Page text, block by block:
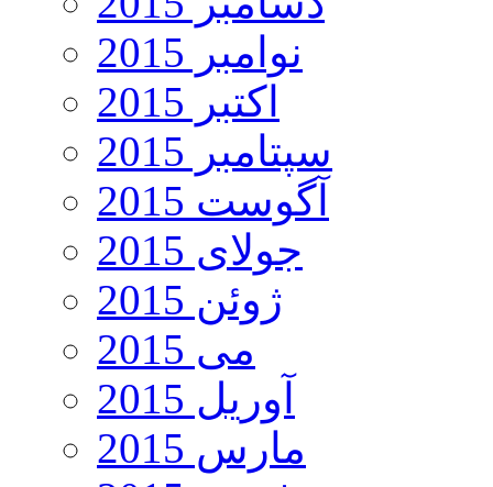
نوامبر 2015
اکتبر 2015
سپتامبر 2015
آگوست 2015
جولای 2015
ژوئن 2015
می 2015
آوریل 2015
مارس 2015